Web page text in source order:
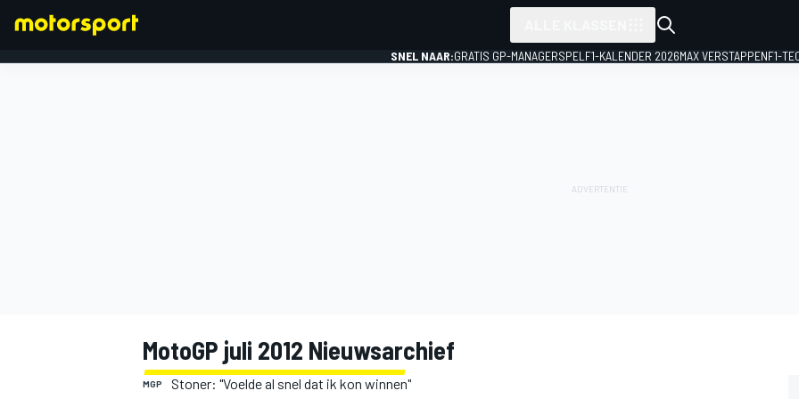
SNEL NAAR:GRATIS GP-MANAGERSPEL F1-KALENDER 2026MAX VERSTAPPENF1-
MotoGP juli 2012 Nieuwsarchief
MGP Stoner: "Voelde al snel dat ik kon winnen"